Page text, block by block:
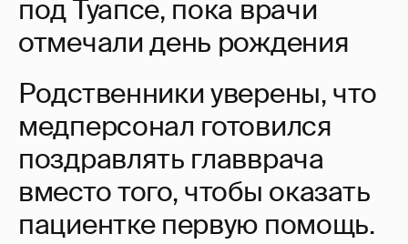
под Туапсе, пока врачи
отмечали день рождения
Родственники уверены, что
медперсонал готовился
поздравлять главврача
вместо того, чтобы оказать
пациентке первую помощь.